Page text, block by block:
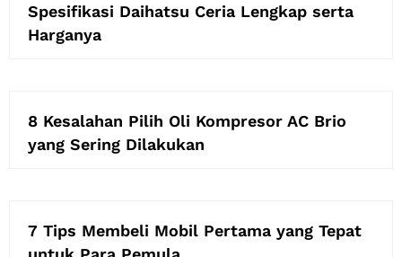
Spesifikasi Daihatsu Ceria Lengkap serta
Harganya
8 Kesalahan Pilih Oli Kompresor AC Brio
yang Sering Dilakukan
7 Tips Membeli Mobil Pertama yang Tepat